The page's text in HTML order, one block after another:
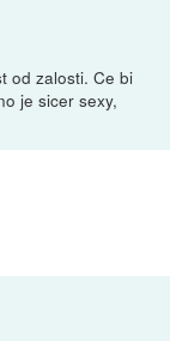
od zalosti. Ce bi
je sicer sexy,